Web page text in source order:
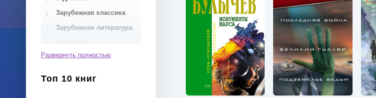
Зарубежная классика
Зарубежная литература
Здоровье
Инвестиции
Развернуть полностью
Топ 10 книг